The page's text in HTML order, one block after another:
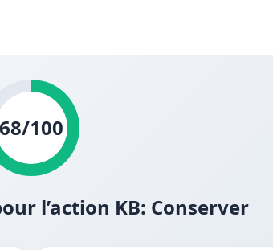
68/100
l’action KB: Conserver